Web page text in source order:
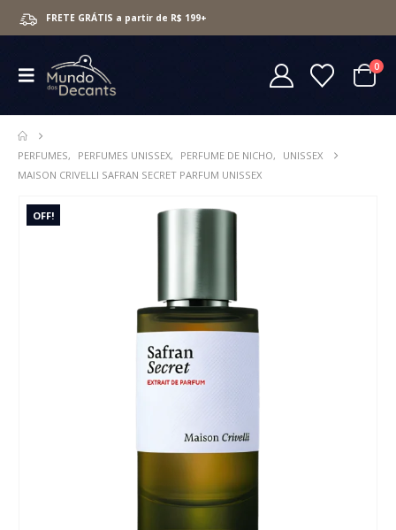
FRETE GRÁTIS a partir de R$ 199+
0
PERFUMES, PERFUMES UNISSEX, PERFUME DE NICHO,
UNISSEX
MAISON CRIVELLI SAFRAN SECRET PARFUM UNISSEX
OFF!